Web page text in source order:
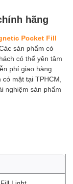
hãng
Pocket Fill
sản phẩm có
có thể yên tâm
phí giao hàng
mặt tại TPHCM,
nghiệm sản phẩm